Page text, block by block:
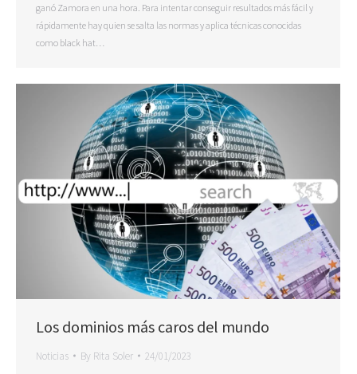
ganó Zamora en una hora. Para intentar conseguir resultados más fácil y
rápidamente hay quien se salta las normas y aplica técnicas conocidas
como black hat…
Los dominios más caros del mundo
Noticias By Rita Soler 24/01/2023